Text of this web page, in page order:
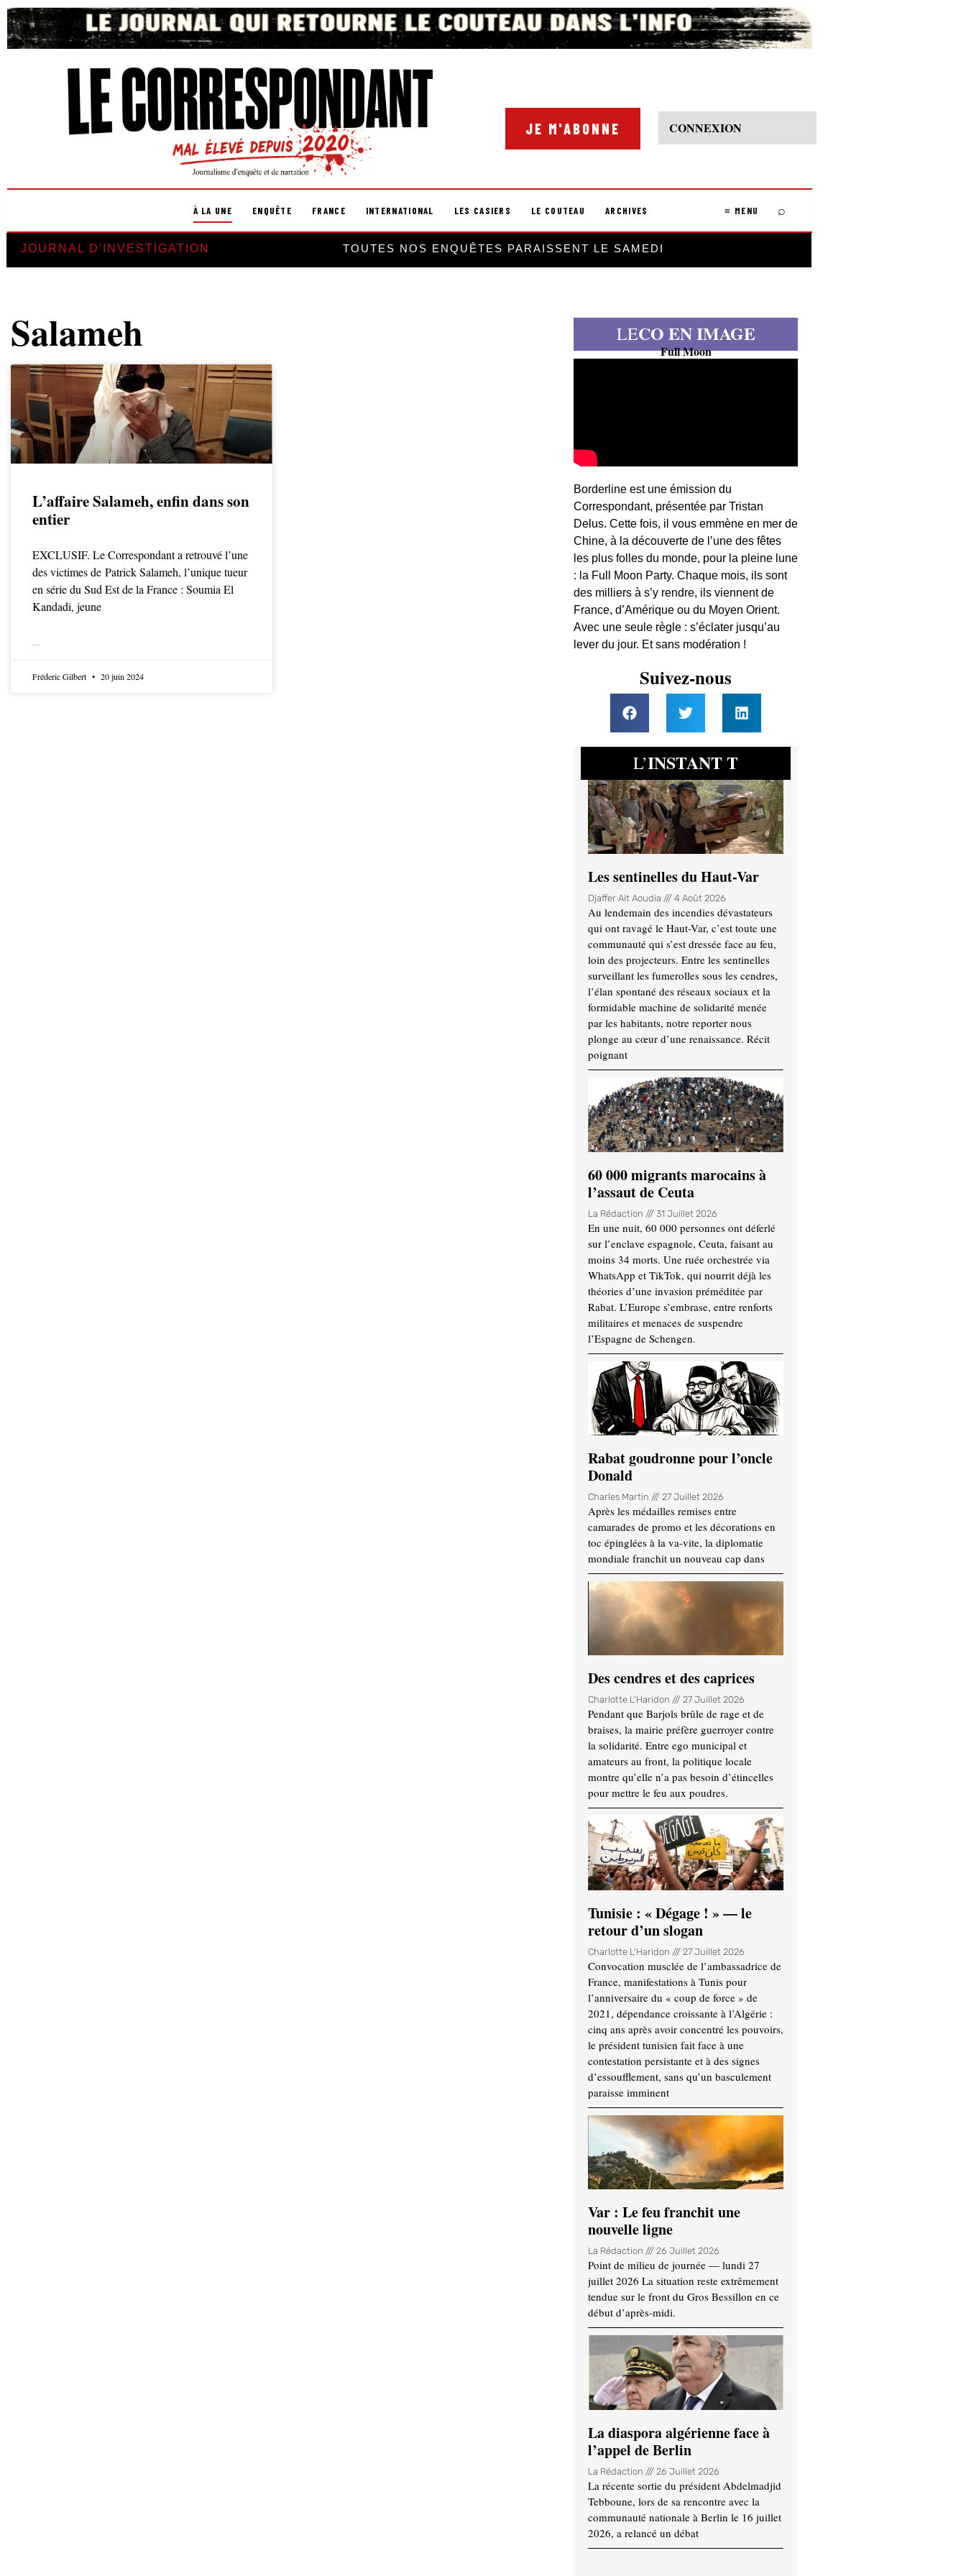
JE M'ABONNE CONNEXION
À LA UNE ENQUÊTE FRANCE INTERNATIONAL LES CASIERS LE COUTEAU ARCHIVES ≡ MENU ⌕
JOURNAL D'INVESTIGATION TOUTES NOS ENQUÊTES PARAISSENT LE SAMEDI
Salameh
L’affaire Salameh, enfin dans son
entier
EXCLUSIF. Le Correspondant a retrouvé l’une
des victimes de Patrick Salameh, l’unique tueur
en série du Sud Est de la France : Soumia El
Kandadi, jeune
Fréderic Gilbert 20 juin 2024
LECO EN IMAGE
Full Moon
Borderline est une émission du
Correspondant, présentée par Tristan
Delus. Cette fois, il vous emmène en mer de
Chine, à la découverte de l’une des fêtes
les plus folles du monde, pour la pleine lune
: la Full Moon Party. Chaque mois, ils sont
des milliers à s’y rendre, ils viennent de
France, d’Amérique ou du Moyen Orient.
Avec une seule règle : s’éclater jusqu’au
lever du jour. Et sans modération !
Suivez-nous
L’INSTANT T
Les sentinelles du Haut-Var
Djaffer Ait Aoudia 4 Août 2026
Au lendemain des incendies dévastateurs
qui ont ravagé le Haut-Var, c’est toute une
communauté qui s’est dressée face au feu,
loin des projecteurs. Entre les sentinelles
surveillant les fumerolles sous les cendres,
l’élan spontané des réseaux sociaux et la
formidable machine de solidarité menée
par les habitants, notre reporter nous
plonge au cœur d’une renaissance. Récit
poignant
60 000 migrants marocains à
l’assaut de Ceuta
La Rédaction 31 Juillet 2026
En une nuit, 60 000 personnes ont déferlé
sur l’enclave espagnole, Ceuta, faisant au
moins 34 morts. Une ruée orchestrée via
WhatsApp et TikTok, qui nourrit déjà les
théories d’une invasion préméditée par
Rabat. L’Europe s’embrase, entre renforts
militaires et menaces de suspendre
l’Espagne de Schengen.
Rabat goudronne pour l’oncle
Donald
Charles Martin 27 Juillet 2026
Après les médailles remises entre
camarades de promo et les décorations en
toc épinglées à la va-vite, la diplomatie
mondiale franchit un nouveau cap dans
Des cendres et des caprices
Charlotte L'Haridon 27 Juillet 2026
Pendant que Barjols brûle de rage et de
braises, la mairie préfère guerroyer contre
la solidarité. Entre ego municipal et
amateurs au front, la politique locale
montre qu’elle n’a pas besoin d’étincelles
pour mettre le feu aux poudres.
Tunisie : « Dégage ! » — le
retour d’un slogan
Charlotte L'Haridon 27 Juillet 2026
Convocation musclée de l’ambassadrice de
France, manifestations à Tunis pour
l’anniversaire du « coup de force » de
2021, dépendance croissante à l’Algérie :
cinq ans après avoir concentré les pouvoirs,
le président tunisien fait face à une
contestation persistante et à des signes
d’essoufflement, sans qu’un basculement
paraisse imminent
Var : Le feu franchit une
nouvelle ligne
La Rédaction 26 Juillet 2026
Point de milieu de journée — lundi 27
juillet 2026 La situation reste extrêmement
tendue sur le front du Gros Bessillon en ce
début d’après-midi.
La diaspora algérienne face à
l’appel de Berlin
La Rédaction 26 Juillet 2026
La récente sortie du président Abdelmadjid
Tebboune, lors de sa rencontre avec la
communauté nationale à Berlin le 16 juillet
2026, a relancé un débat